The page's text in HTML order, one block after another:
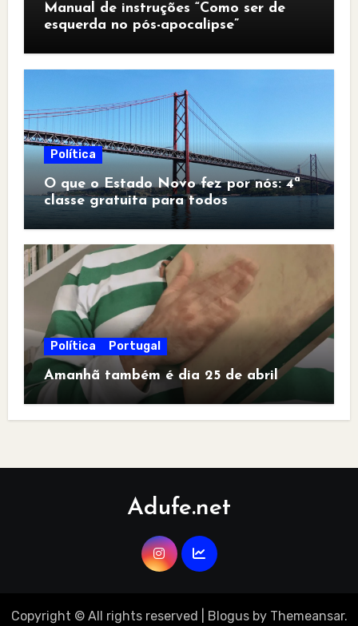
Manual de instruções “Como ser de
esquerda no pós-apocalipse”
Política
O que o Estado Novo fez por nós: 4ª
classe gratuita para todos
Política Portugal
Amanhã também é dia 25 de abril
Adufe.net
Copyright © All rights reserved Blogusby Themeansar.